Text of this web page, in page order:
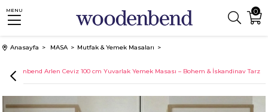
0
MENU
Anasayfa MASA Mutfak & Yemek Masaları
Woodenbend Arlen Ceviz 100 cm Yuvarlak Yemek Masası – Bohem & İskandinav Tarz